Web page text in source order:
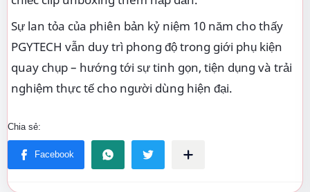
Sự lan tỏa của phiên bản kỷ niệm 10 năm cho thấy
PGYTECH vẫn duy trì phong độ trong giới phụ kiện
quay chụp – hướng tới sự tinh gọn, tiện dụng và trải
nghiệm thực tế cho người dùng hiện đại.